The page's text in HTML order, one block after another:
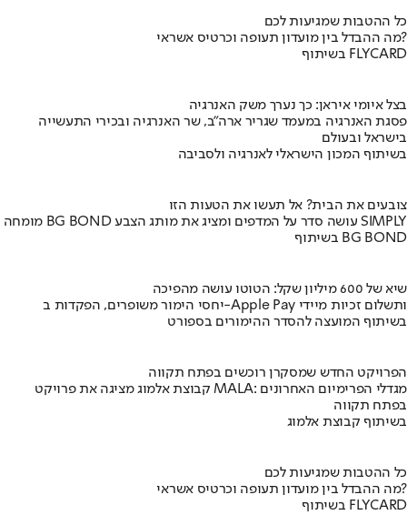
כל ההטבות שמגיעות לכם
מה ההבדל בין מועדון תעופה וכרטיס אשראי?
בשיתוף FLYCARD
בצל איומי איראן: כך נערך משק האנרגיה
פסגת האנרגיה במעמד שגריר ארה"ב, שר האנרגיה ובכירי התעשייה
בישראל ובעולם
בשיתוף המכון הישראלי לאנרגיה ולסביבה
צובעים את הבית? אל תעשו את הטעות הזו
מומחה BG BOND עושה סדר על המדפים ומציג את מותג הצבע SIMPLY
בשיתוף BG BOND
שיא של 600 מיליון שקל: הטוטו עושה מהפיכה
יחסי הימור משופרים, הפקדות ב-Apple Pay ותשלום זכיות מיידי
בשיתוף המועצה להסדר ההימורים בספורט
הפרויקט החדש שמסקרן רוכשים בפתח תקווה
קבוצת אלמוג מציגה את פרויקט MALA: מגדלי הפרימיום האחרונים
בפתח תקווה
בשיתוף קבוצת אלמוג
כל ההטבות שמגיעות לכם
מה ההבדל בין מועדון תעופה וכרטיס אשראי?
בשיתוף FLYCARD